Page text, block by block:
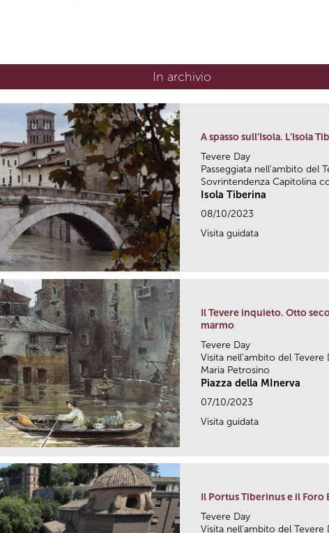
In archivio
A spasso sull’Isola. L’Isola
Tevere Day
Passeggiata nell'ambito del
Sovrintendenza Capitolina
Isola Tiberina
08/10/2023
Visita guidata
Il Tevere inquieto. Otto
marmo
Tevere Day
Visita nell'ambito del Tevere
Maria Petrosino
Piazza della MInerva
07/10/2023
Visita guidata
Il Portus Tiberinus e il
Tevere Day
Visita nell'ambito del Tevere